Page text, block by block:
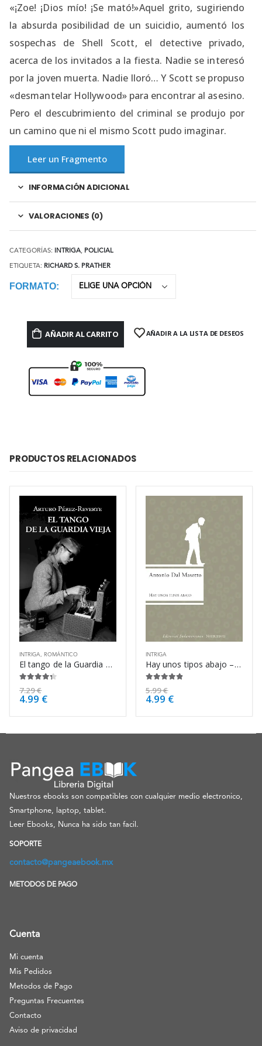
«¡Zoe! ¡Dios mío! ¡Se mató!»Aquel grito, sugiriendo
la absurda posibilidad de un suicidio, aumentó los
sospechas de Shell Scott, el detective privado,
acerca de los invitados a la fiesta. Nadie se interesó
por la joven muerta. Nadie lloró… Y Scott se propuso
«desmantelar Hollywood» para encontrar al asesino.
Pero el descubrimiento del criminal se produjo por
un camino que ni el mismo Scott pudo imaginar.
Leer un Fragmento
INFORMACIÓN ADICIONAL
VALORACIONES (0)
CATEGORÍAS: INTRIGA, POLICIAL
ETIQUETA: RICHARD S. PRATHER
FORMATO
AÑADIR AL CARRITO AÑADIR A LA LISTA DE DESEOS
PRODUCTOS RELACIONADOS
INTRIGA ROMÁNTICO
El tango de la Guardia Vieja – Arturo Pérez-Reverte
7.29€
4.99 €
INTRIGA
Hay unos tipos abajo – Antonio Dal Masetto
5.99€
4.99 €
Nuestros ebooks son compatibles con cualquier medio electronico,
Smartphone, laptop, tablet.
Leer Ebooks, Nunca ha sido tan facil.
SOPORTE
contacto@pangeaebook.mx
METODOS DE PAGO
Cuenta
Mi cuenta
Mis Pedidos
Metodos de Pago
Preguntas Frecuentes
Contacto
Aviso de privacidad